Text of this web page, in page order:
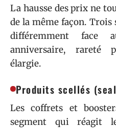
La hausse des prix ne
de la même façon.
différemment face
anniversaire, rareté
élargie.
Produits scellés
Les coffrets et
segment qui réagit